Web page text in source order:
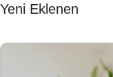
Yeni Eklenen